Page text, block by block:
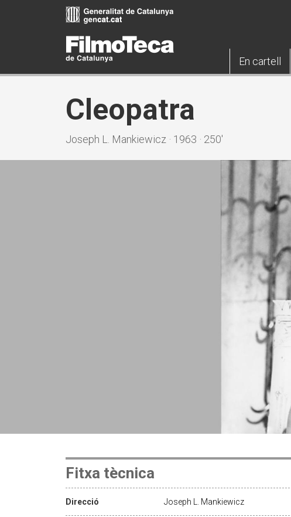
En cartell
Cleopatra
Joseph L. Mankiewicz · 1963 · 250'
Fitxa tècnica
Direcció Joseph L. Mankiewicz